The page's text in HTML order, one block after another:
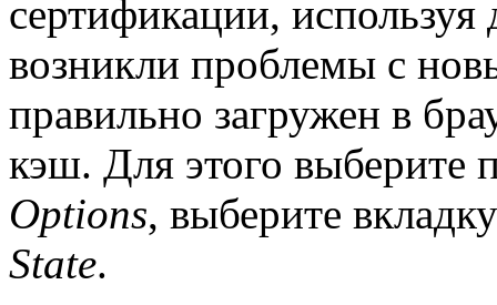
сертификации,
возникли проблемы с
правильно загружен в
кэш. Для этого
Options, выберите
State.